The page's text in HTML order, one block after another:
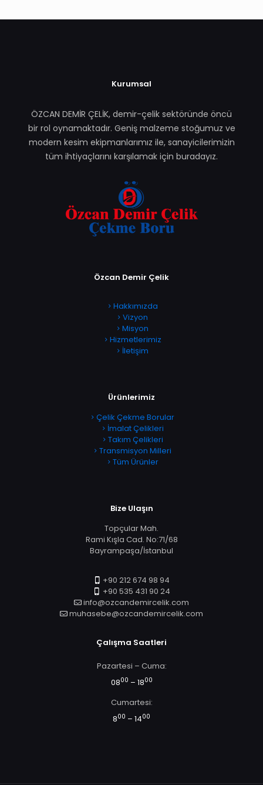
Kurumsal
ÖZCAN DEMİR ÇELİK, demir-çelik sektöründe öncü
bir rol oynamaktadır. Geniş malzeme stoğumuz ve
modern kesim ekipmanlarımız ile, sanayicilerimizin
tüm ihtiyaçlarını karşılamak için buradayız.
Özcan Demir Çelik
Hakkımızda
Vizyon
Misyon
Hizmetlerimiz
İletişim
Ürünlerimiz
Çelik Çekme Borular
İmalat Çelikleri
Takım Çelikleri
Transmisyon Milleri
Tüm Ürünler
Bize Ulaşın
Topçular Mah.
Rami Kışla Cad. No:71/68
Bayrampaşa/İstanbul
+90 212 674 98 94
+90 535 431 90 24
info@ozcandemircelik.com
muhasebe@ozcandemircelik.com
Çalışma Saatleri
Pazartesi – Cuma:
0800 – 1800
Cumartesi:
800 – 1400